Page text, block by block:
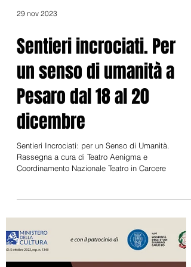
29 nov 2023
Sentieri incrociati. Per
un senso di umanità a
Pesaro dal 18 al 20
dicembre
Sentieri Incrociati: per un Senso di Umanità.